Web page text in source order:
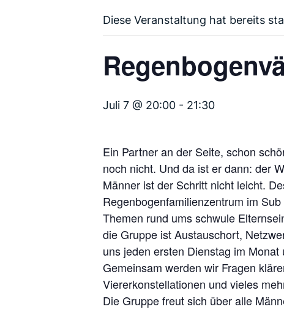
Diese Veranstaltung hat bereits
Juli 7 @ 20:00 - 21:30
Ein Partner an der Seite, schon
noch nicht. Und da ist er dann: der
Männer ist der Schritt nicht leicht.
Regenbogenfamilienzentrum im
Themen rund ums schwule
die Gruppe ist Austauschort,
uns jeden ersten Dienstag im
Gemeinsam werden wir Fragen
Viererkonstellationen und vieles
Die Gruppe freut sich über alle